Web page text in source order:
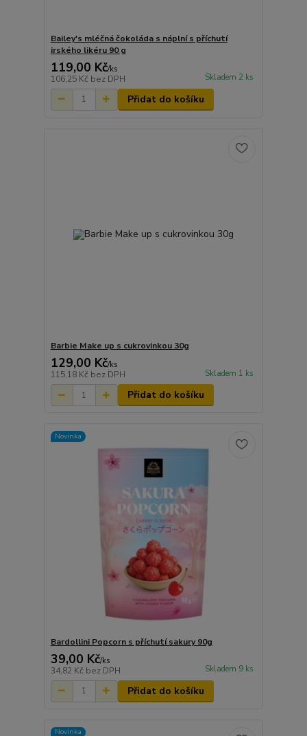
Bailey's mléčná čokoláda s náplní s příchutí
irského likéru 90 g
119,00 Kč/ks
106,25 Kč bez DPH Skladem 2 ks
Přidat do košíku
Barbie Make up s cukrovinkou 30g
129,00 Kč/ks
115,18 Kč bez DPH Skladem 1 ks
Přidat do košíku
Novinka
Bardollini Popcorn s příchutí sakury 90g
39,00 Kč/ks
34,82 Kč bez DPH Skladem 9 ks
Přidat do košíku
Novinka